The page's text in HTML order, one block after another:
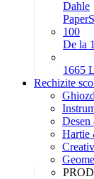
De la
1665
Rechizite
Desen
Hartie